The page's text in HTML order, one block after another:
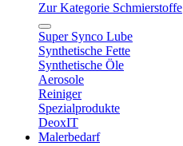
Zur Kategorie Schmierstoffe
Super Synco Lube
Synthetische Fette
Synthetische Öle
Aerosole
Reiniger
Spezialprodukte
DeoxIT
Malerbedarf